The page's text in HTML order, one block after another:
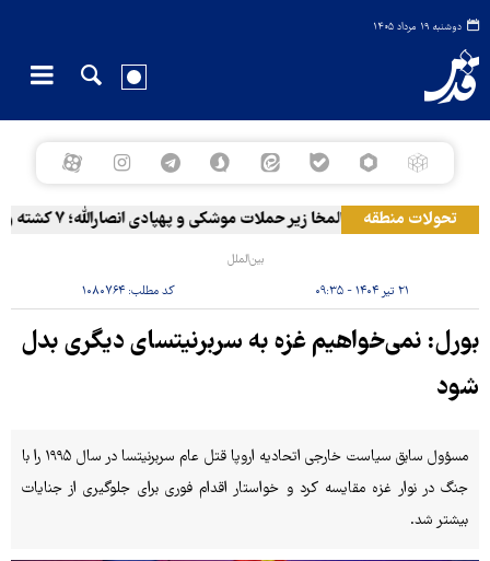
دوشنبه ۱۹ مرداد ۱۴۰۵
تحولات منطقه المخا زیر حملات موشکی و پهپادی انصارالله؛ ۷ کشته و ۳۰ زخمی
بین‌الملل
۲۱ تیر ۱۴۰۴ - ۰۹:۳۵ کد مطلب:۱۰۸۰۷۶۴
بورل: نمی‌خواهیم غزه به سربرنیتسای دیگری بدل
شود
مسؤول سابق سیاست خارجی اتحادیه اروپا قتل عام سربرنیتسا در سال ۱۹۹۵ را با
جنگ در نوار غزه مقایسه کرد و خواستار اقدام فوری برای جلوگیری از جنایات
بیشتر شد.